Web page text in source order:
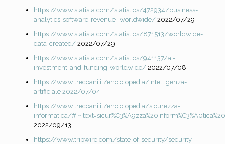
https://www.statista.com/statistics/472934/business-
analytics-software-revenue- worldwide/ 2022/07/29
https://www.statista.com/statistics/871513/worldwide-
data-created/ 2022/07/29
https://www.statista.com/statistics/941137/ai-
investment-and-funding-worldwide/ 2022/07/08
https://www.treccani.it/enciclopedia/intelligenza-
artificiale 2022/07/04
https://www.treccani.it/enciclopedia/sicurezza-
informatica/
2022/09/13
https://www.tripwire.com/state-of-security/security-